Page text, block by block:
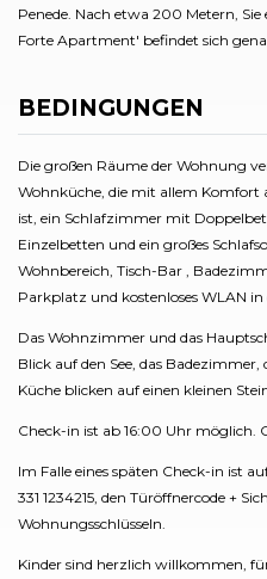
Penede. Nach etwa 200 Metern,
Forte Apartment' befindet sich
BEDINGUNGEN
Die großen Räume der Wohnung
Wohnküche, die mit allem
ist, ein Schlafzimmer mit
Einzelbetten und ein großes
Wohnbereich, Tisch-Bar ,
Parkplatz und kostenloses WLAN
Das Wohnzimmer und das
Blick auf den See, das
Küche blicken auf einen kleinen
Check-in ist ab 16:00 Uhr möglich.
Im Falle eines späten Check-in ist
331 1234215, den Türöffnercode +
Wohnungsschlüsseln.
Kinder sind herzlich willkommen,